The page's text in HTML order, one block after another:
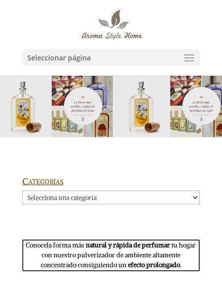
Seleccionar página
Categorías
Conocela forma másnatural y rápida de perfumartu hogar
con nuestro pulverizador de ambiente altamente
concentrado consiguiendo unefecto prolongado.